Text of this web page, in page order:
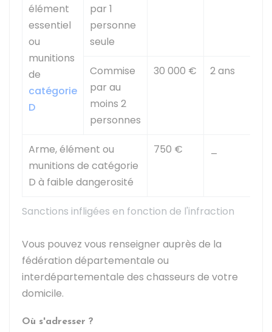
Sanctions infligées en fonction de l'infraction
élément
essentiel
ou
munitions
de
catégorie
D
par 1
personne
seule
Commise
par au
moins 2
personnes
30 000 € 2 ans
Arme, élément ou
munitions de catégorie
D à faible dangerosité
750 €
Vous pouvez vous renseigner auprès de la
fédération départementale ou
interdépartementale des chasseurs de votre
domicile.
Où s'adresser ?